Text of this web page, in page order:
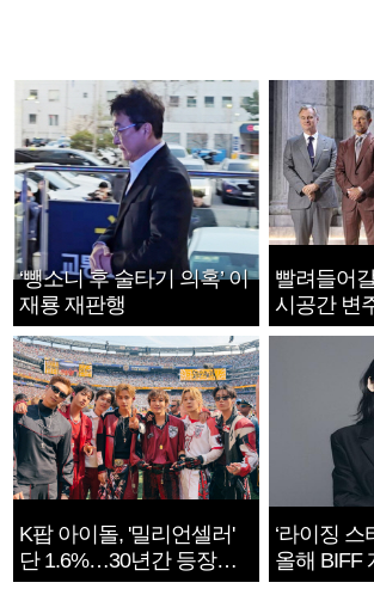
‘뺑소니 후 술타기 의혹’ 이
재룡 재판행
빨려들어
시공간 변
지는 ‘전쟁
K팝 아이돌, '밀리언셀러'
단 1.6%…30년간 등장
1182개팀 전수조사
‘라이징 스
올해 BIFF
확정